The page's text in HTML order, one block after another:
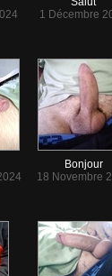
1 Décembre
Bonjour
18 Novembre